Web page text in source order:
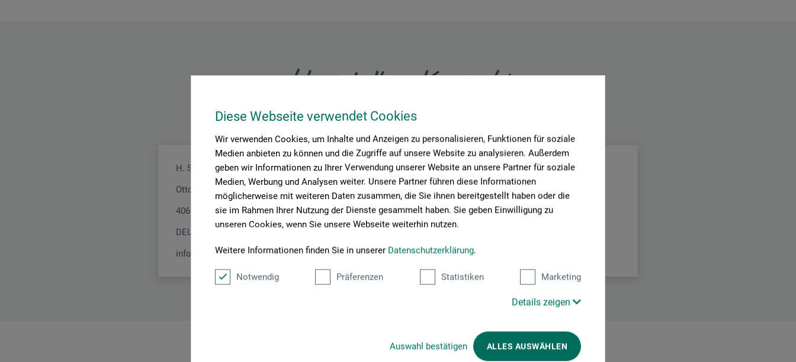
Diese Webseite verwendet Cookies
Wir verwenden Cookies, um Inhalte und Anzeigen zu personalisieren, Funktionen für soziale
Medien anbieten zu können und die Zugriffe auf unsere Website zu analysieren. Außerdem
geben wir Informationen zu Ihrer Verwendung unserer Website an unsere Partner für soziale
Medien, Werbung und Analysen weiter. Unsere Partner führen diese Informationen
möglicherweise mit weiteren Daten zusammen, die Sie ihnen bereitgestellt haben oder die
sie im Rahmen Ihrer Nutzung der Dienste gesammelt haben. Sie geben Einwilligung zu
unseren Cookies, wenn Sie unsere Webseite weiterhin nutzen.
Weitere Informationen finden Sie in unserer Datenschutzerklärung.
Notwendig Präferenzen Statistiken Marketing
Details zeigen
Auswahl bestätigen ALLES AUSWÄHLEN
Hersteller-Kontakt
H. Schmincke & Co. GmbH & Co. KG
Otto-Hahn-Str. 2
40699 Erkrath
DEUTSCHLAND
info@schmincke.de